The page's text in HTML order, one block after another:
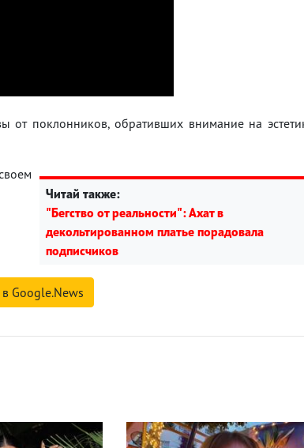
поклонников, обративших внимание на
Читай также:
"Бегство от реальности": Ахат в
декольтированном платье порадовала
подписчиков
в Google.News